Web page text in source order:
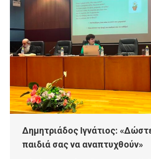
Δημητριάδος Ιγνάτιος:
παιδιά σας να αναπτυχθούν»